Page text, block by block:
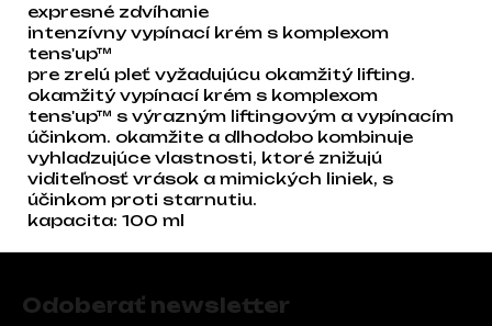
expresné zdvíhanie
intenzívny vypínací krém s komplexom
tens'up™
pre zrelú pleť vyžadujúcu okamžitý lifting.
okamžitý vypínací krém s komplexom
tens'up™ s výrazným liftingovým a vypínacím
účinkom. okamžite a dlhodobo kombinuje
vyhladzujúce vlastnosti, ktoré znižujú
viditeľnosť vrások a mimických liniek, s
účinkom proti starnutiu.
kapacita: 100 ml
Odoberať newsletter